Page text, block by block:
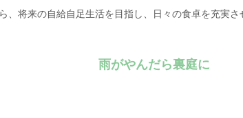
、将来の自給自足生活を目指し、日々の食卓を充実
雨がやんだら裏庭に